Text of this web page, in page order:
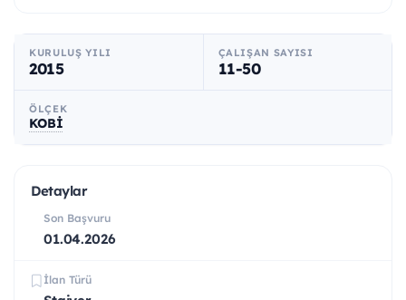
KURULUŞ YILI
2015
ÇALIŞAN SAYISI
11-50
ÖLÇEK
KOBİ
Detaylar
Son Başvuru
01.04.2026
İlan Türü